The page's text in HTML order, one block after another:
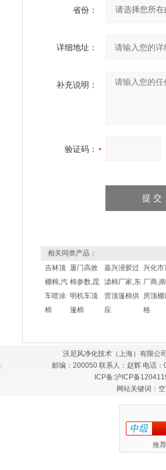
省份：
详细地址：
补充说明：
验证码：
相关同类产品：
吉林顶
棚棉,汽
车喷涂
棉
厦门高效
棉参数,昆
明机车顶
篷棉
嘉兴浸胶过
滤棉厂家,东
营顶篷棉供
应
兴化市
厂商,
房顶
格
沃尼风净化技术（上海）有限公
邮编：200050 联系人：赵辉 电话
ICP备:沪ICP备
网站关键词：
推